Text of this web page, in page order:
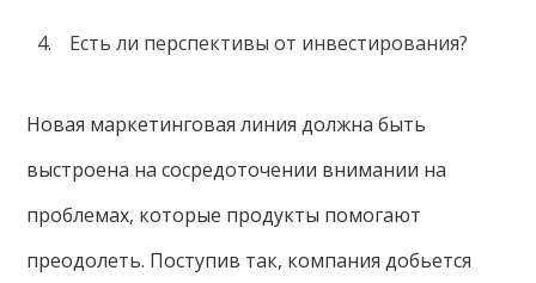
Есть ли перспективы от инвестирования?
Новая маркетинговая линия должна быть
выстроена на сосредоточении внимании на
проблемах, которые продукты помогают
преодолеть. Поступив так, компания добьется